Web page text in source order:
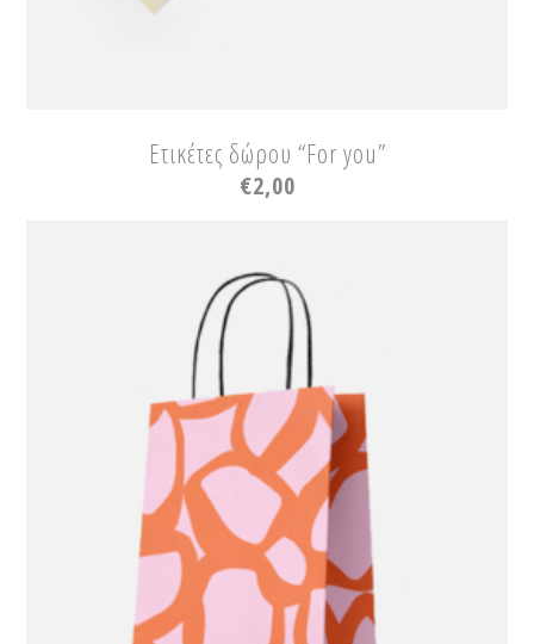
Ετικέτες δώρου “For you”
€2,00